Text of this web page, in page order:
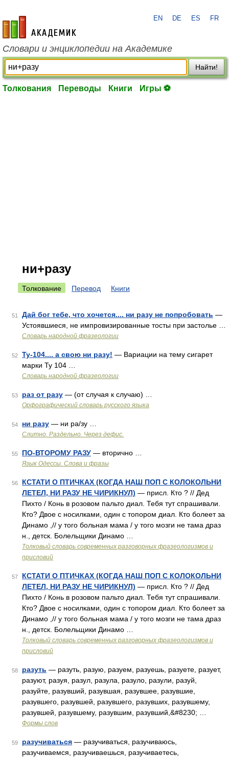
academic.ru
EN DE ES FR
Словари и энциклопедии на Академике
Найти!
Толкования Переводы Книги Игры ⚽
ни+разу
Толкование Перевод Книги
51 Дай бог тебе, что хочется.... ни разу не попробовать —
Устоявшиеся, не импровизированные тосты при застолье …
Словарь народной фразеологии
52 Ту-104.... а свою ни разу! — Вариации на тему сигарет
марки Ту 104 …
Словарь народной фразеологии
53 раз от разу — (от случая к случаю) …
Орфографический словарь русского языка
54 ни разу — ни ра/зу …
Слитно. Раздельно. Через дефис.
55 ПО-ВТОРОМУ РАЗУ — вторично …
Язык Одессы. Слова и фразы
56
КСТАТИ О ПТИЧКАХ (КОГДА НАШ ПОП С КОЛОКОЛЬНИ
ЛЕТЕЛ, НИ РАЗУ НЕ ЧИРИКНУЛ) — присл. Кто ? // Дед
Пихто / Конь в розовом пальто диал. Тебя тут спрашивали.
Кто? Двое с носилками, один с топором диал. Кто болеет за
Динамо ,// у того больная мама / у того мозги не тама драз
н., детск. Болельщики Динамо …
Толковый словарь современных разговорных фразеологизмов и
присловий
57
КСТАТИ О ПТИЧКАХ (КОГДА НАШ ПОП С КОЛОКОЛЬНИ
ЛЕТЕЛ, НИ РАЗУ НЕ ЧИРИКНУЛ) — присл. Кто ? // Дед
Пихто / Конь в розовом пальто диал. Тебя тут спрашивали.
Кто? Двое с носилками, один с топором диал. Кто болеет за
Динамо ,// у того больная мама / у того мозги не тама драз
н., детск. Болельщики Динамо …
Толковый словарь современных разговорных фразеологизмов и
присловий
58 разуть — разуть, разую, разуем, разуешь, разуете, разует,
разуют, разуя, разул, разула, разуло, разули, разуй,
разуйте, разувший, разувшая, разувшее, разувшие,
разувшего, разувшей, разувшего, разувших, разувшему,
разувшей, разувшему, разувшим, разувший,&#8230; …
Формы слов
59 разучиваться — разучиваться, разучиваюсь,
разучиваемся, разучиваешься, разучиваетесь,